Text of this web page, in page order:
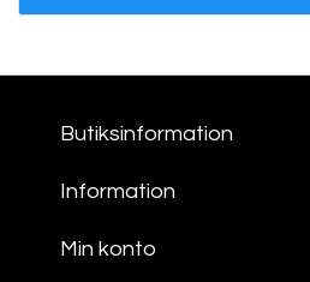
Butiksinformation
Information
Min konto